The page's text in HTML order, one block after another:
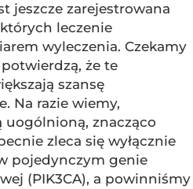
jeszcze zarejestrowana
leczenie
wyleczenia. Czekamy
że te
szansę
Na razie wiemy,
znacząco
zleca się wyłącznie
pojedynczym genie
(PIK3CA), a powinniśmy